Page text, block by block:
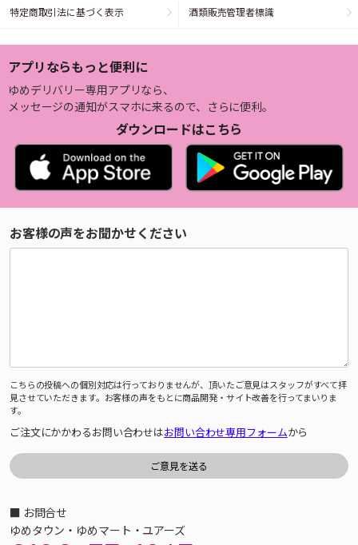
特定商取引法に基づく表示 酒類販売管理者標識
アプリならもっと便利に
ゆめデリバリー専用アプリなら、
メッセージの通知がスマホに来るので、さらに便利。
ダウンロードはこちら
お客様の声をお聞かせください
こちらの投稿への個別対応は行っておりませんが、頂いたご意見はスタッフがすべて拝
見させていただきます。お客様の声をもとに商品開発・サイト改善を行ってまいりま
す。
ご注文にかかわるお問い合わせはお問い合わせ専用フォームから
■ お問合せ
ゆめタウン・ゆめマート・ユアーズ